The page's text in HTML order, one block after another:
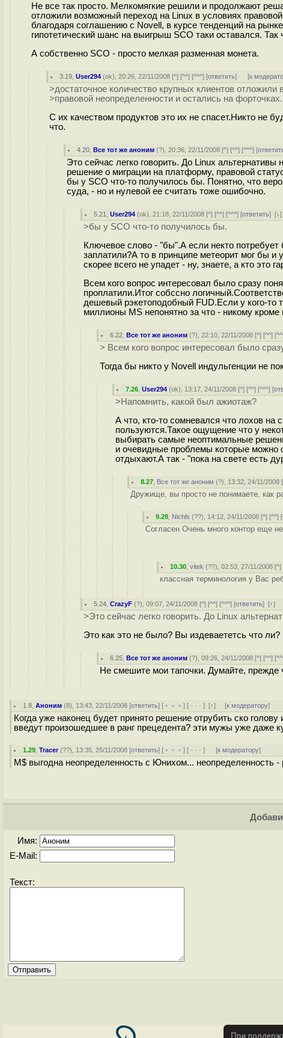
Не все так просто. Мелкомягкие решили и продолжают
отложили возможный переход на Linux в условиях
благодаря соглашению с Novell, в курсе тенденций на
гипотетический шанс на выигрыш SCO таки оставался.
А собственно SCO - просто мелкая разменная монета.
3.19 ,User294 (ok), 20:26, 22/11/2008 [^] [^^] [^^^] [ответить] [к
>достаточное количество крупных клиентов
>правовой неопределенности и остались на форточках.
С их качеством продуктов это их не спасет.Никто не
что.
4.20 ,Все тот же аноним (?), 20:36, 22/11/2008 [^] [^^] [^^^] [
Это сейчас легко говорить. До Linux
решение о миграции на платформу, правовой
бы у SCO что-то получилось бы. Понятно, что
суда, - но и нулевой ее считать тоже ошибочно.
5.21 ,User294 (ok), 21:18, 22/11/2008 [^] [^^] [^^^] [ответить][↓
>бы у SCO что-то получилось бы.
Ключевое слово - "бы".А если некто
заплатили?А то в принципе метеорит мог бы и
скорее всего не упадет - ну, знаете, а кто это
Всем кого вопрос интересовал было сразу
проплатили.Итог собссно
дешевый рэкетоподобный FUD.Если у кого-то
миллионы MS непонятно за что - никому кроме
6.22 ,Все тот же аноним (?), 22:10, 22/11/2008 [^] [^^] [
> Всем кого вопрос интересовал было
Тогда бы никто у Novell индульгенции не
7.26 ,User294 (ok), 13:17, 24/11/2008 [^] [^^] [^^^] [
>Напомнить, какой был ажиотаж?
А что, кто-то сомневался что лохов на
пользуются.Такое ощущение что у
выбирать самые неоптимальные
и очевидные проблемы которые можно
отдыхают.А так - "пока на свете есть
8.27 Все тот же аноним (?), 13:32, 24/11/2008 [
Дружище, вы просто не понимаете, как
9.28 Nichls (??), 14:12, 24/11/2008 [^] [^^] [
Согласен Очень много контор еще
10.30 ,vitek (??), 02:53, 27/11/2008 [^]
классная терминология у Вас
5.24 ,CrazyF (?), 09:07, 24/11/2008 [^] [^^] [^^^] [ответить][↑]
>Это сейчас легко говорить. До Linux
Это как это не было? Вы издеваететсь что
6.25 ,Все тот же аноним (?), 09:26, 24/11/2008 [^] [^^] [
Не смешите мои тапочки. Думайте, прежде
1.8 ,Аноним (8), 13:43, 22/11/2008 [ответить] [ ﹢﹢﹢] [ · · ·][↑] [к модератору]
Когда уже наконец будет принято решение отрубить ско
введут произошедшее в ранг прецедента? эти мужы уже даже
1.29 ,Tracer(??), 13:35, 25/11/2008 [ответить] [ ﹢﹢﹢] [ · · ·] [к модератору]
M$ выгодна неопределенность с Юнихом... неопределенность
Имя:
E-Mail:
Текст: